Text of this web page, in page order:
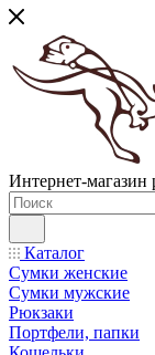
Интернет-магазин
Каталог
Сумки женские
Сумки мужские
Рюкзаки
Портфели, папки